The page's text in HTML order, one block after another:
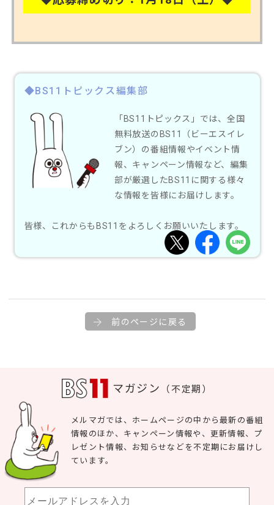
◆BS11トピックス編集部
「BS11トピックス」では、全国
無料放送のBS11（ビーエスイレ
ブン）の番組情報やイベント情
報、キャンペーン情報など、編集
部が厳選したBS11に関する様々
な情報を皆様にお届けします。
皆様、これからもBS11をよろしくお願いいたします。
前のページに戻る
マガジン （不定期）
メルマガでは、ホームページの中から最新の番組
情報のほか、キャンペーン情報や、更新情報、プ
レゼント情報、お知らせなどを不定期にお届けし
ています。